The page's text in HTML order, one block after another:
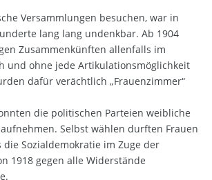
Versammlungen besuchen, war in
lang lang undenkbar. Ab 1904
Zusammenkünften allenfalls im
und ohne jede Artikulationsmöglichkeit
dafür verächtlich „Frauenzimmer“
die politischen Parteien weibliche
Selbst wählen durften Frauen
Sozialdemokratie im Zuge der
1918 gegen alle Widerstände